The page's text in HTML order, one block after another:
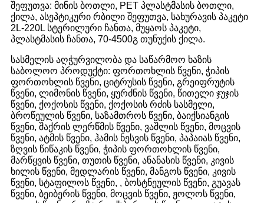
შეფუთვა: მინის ბოთლი, PET პლასტმასის ბოთლი,
ქილა, ასეპტიკური რბილი შეფუთვა, სახურავის პაკეტი
2L-220L სტერილური ჩანთა, მუყაოს პაკეტი,
პლასტმასის ჩანთა, 70-4500გ თუნუქის ქილა.
სასმელის აღჭურვილობა და საწარმოო ხაზის
საბოლოო პროდუქტი: ფორთოხლის წვენი, ჭიპის
ფორთოხლის წვენი, ციტრუსის წვენი, გრეიფრუტის
წვენი, ლიმონის წვენი, ყურძნის წვენი, წითელი ჯუჯის
წვენი, ქოქოსის წვენი, ქოქოსის რძის სასმელი,
ბროწეულის წვენი, საზამთროს წვენი, ბაიქსიანგის
წვენი, შაქრის ლერწმის წვენი, ვაშლის წვენი, მოცვის
წვენი, ატმის წვენი, ჰამის ნესვის წვენი, პაპაიას წვენი,
ზღვის წიწაკის წვენი, ჭიპის ფორთოხლის წვენი,
მარწყვის წვენი, თუთის წვენი, ანანასის წვენი, კივის
ხილის წვენი, მედლარის წვენი, მანგოს წვენი, კივის
წვენი, სტაფილოს წვენი, , ბოსტნეულის წვენი, გუავას
წვენი, ბეიბერის წვენი, მოცვის წვენი, ჟოლოს წვენი,